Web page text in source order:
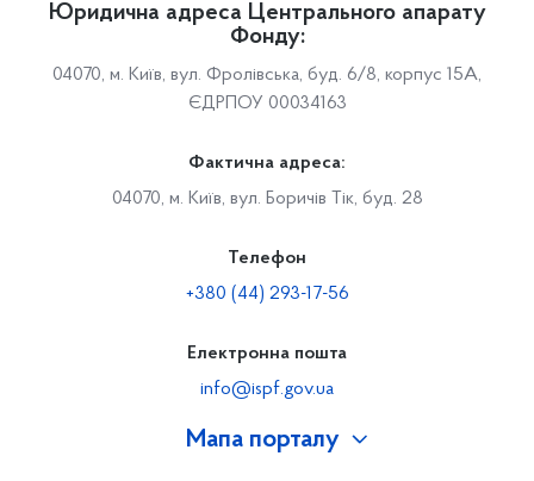
Мапа порталу
Юридична адреса Центрального апарату
Фонду:
04070, м. Київ, вул. Фролівська, буд. 6/8, корпус 15А,
ЄДРПОУ 00034163
Фактична адреса:
04070, м. Київ, вул. Боричів Тік, буд. 28
Телефон
+380 (44) 293-17-56
Електронна пошта
info@ispf.gov.ua